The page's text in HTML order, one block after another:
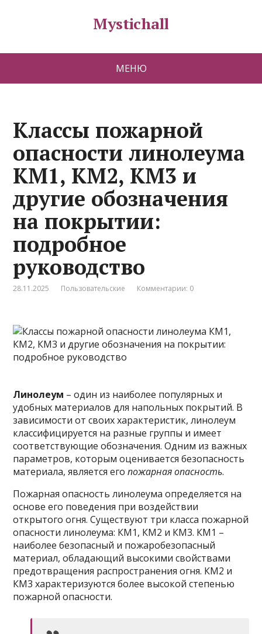
Mystichall
МЕНЮ
Классы пожарной
опасности линолеума
КМ1, КМ2, КМ3 и
другие обозначения
на покрытии:
подробное
руководство
28.11.2025 Пользовательские Комментарии: 0
Линолеум – один из наиболее популярных и
удобных материалов для напольных покрытий. В
зависимости от своих характеристик, линолеум
классифицируется на разные группы и имеет
соответствующие обозначения. Одним из важных
параметров, которым оценивается безопасность
материала, является егопожарная опасность.
Пожарная опасность линолеума определяется на
основе его поведения при воздействии
открытого огня. Существуют три класса пожарной
опасности линолеума: КМ1, КМ2 и КМ3. КМ1 –
наиболее безопасный и пожаробезопасный
материал, обладающий высокими свойствами
предотвращения распространения огня. КМ2 и
КМ3 характеризуются более высокой степенью
пожарной опасности.